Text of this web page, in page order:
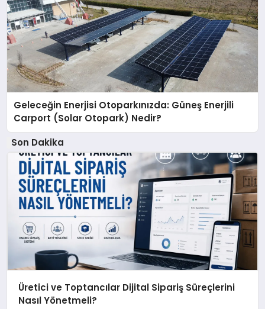
Geleceğin Enerjisi Otoparkınızda: Güneş Enerjili
Carport (Solar Otopark) Nedir?
Son Dakika
Üretici ve Toptancılar Dijital Sipariş Süreçlerini
Nasıl Yönetmeli?